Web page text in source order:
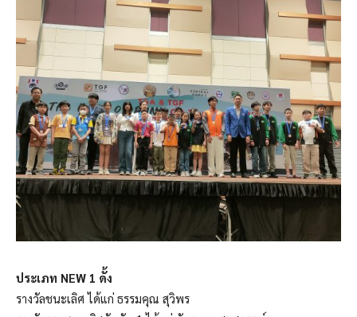
ประเภท NEW 1 ดั้ง
รางวัลชนะเลิศ ได้แก่ ธรรมคุณ สุวิพร